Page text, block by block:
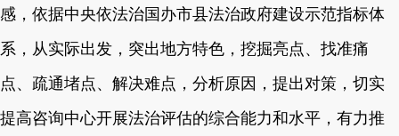
感，依据中央依法治国办市县法治政府建设示范指标体
系，从实际出发，突出地方特色，挖掘亮点、找准痛
点、疏通堵点、解决难点，分析原因，提出对策，切实
提高咨询中心开展法治评估的综合能力和水平，有力推